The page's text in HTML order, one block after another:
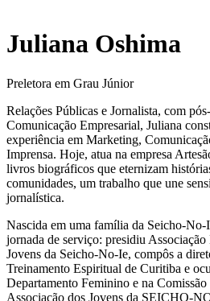
Juliana Oshima
Preletora em Grau Júnior
Relações Públicas e Jornalista, com
Comunicação Empresarial, Juliana
experiência em Marketing,
Imprensa. Hoje, atua na empresa
livros biográficos que eternizam
comunidades, um trabalho que une
jornalística.
Nascida em uma família da Seicho-No-
jornada de serviço: presidiu
Jovens da Seicho-No-Ie, compôs a
Treinamento Espiritual de Curitiba e
Departamento Feminino e na
Associação dos Jovens da SEICHO-